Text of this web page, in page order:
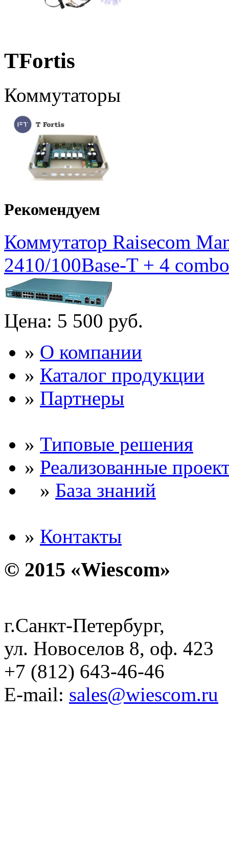
TFortis
Коммутаторы
Рекомендуем
Коммутатор Raisecom
2410/100Base-T + 4
Цена: 5 500 руб.
» О компании
» Каталог продукции
» Партнеры
» Типовые решения
» Реализованные
» База знаний
» Контакты
© 2015 «Wiescom»
г.Санкт-Петербург,
ул. Новоселов 8, оф. 423
+7 (812) 643-46-46
E-mail: sales@wiescom.ru